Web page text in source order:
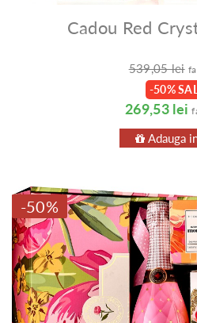
Cadou Red
539,05 lei
-50%
269,53 lei
Adauga
-50%